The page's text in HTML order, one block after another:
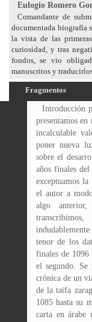
Eulogio Romero
Comandante de
documentada biografía
la vista de las
curiosidad, y tras
fondos, se vio
manuscritos y
Fragmentos
Introducción preliminar El presente texto, que aquí y ahora presentamos en rigurosa primicia, constituye un documento de incalculable valor, una fina joya historiográfica destinada a poner nueva luz a las numerosas incógnitas y lagunas que sobre el desarrollo del reino de Aragón, durante los cruciales años finales del siglo XI, se habían mantenido hasta ahora. Si exceptuamos la vida del santo espurio Procopio, incluida por el autor a modo de anexo, aunque redactada por otra pluma algo anterior, dos son en realidad los relatos que transcribimos, ambos originalmente sin título e indudablemente escritos por la misma persona. Su datación, a tenor de los datos en ellos expuestos, se situaría en torno a finales de 1096 para el primero y de comienzos de 1098 para el segundo. Se trata de los que podríamos calificar como la crónica de un viaje, elaborada en latín por imperativo del emir de la taifa zaragozana Ahmad Al Mustain (que reinó desde el 1085 hasta su muerte, acaecida en 1110), acompañada de una carta en árabe rubricada por el mismo autor y destinada al escribano de dicho emir, un hasta ahora desconocido Mohamed el Garrafa). El autor, ese Almagio da Montefiore del que hasta el presente tampoco habíamos tenido noticia alguna, habida cuenta de que la chancillería papal de finales del siglo XI vivió momentos de extrema confusión a causa de los enfrentamientos con el emperador, el exilio del propio pontífice Urbano II y la aparición de diversos antipapas, se nos presenta como un eclesiástico florentino afincado en Roma, nombrado legado pontificio por aquel papa y enviado a la corte de Sancho Ramírez en la primavera de aquel infausto año de 1094, el año de la muerte del propio monarca aragonés. Y he aquí la primera de las novedades aportadas por este texto, es decir, la sospecha de que el fallecimiento del rey en junio de 1094, hasta ahora atribuida a una saeta musulmana y acaecida en el curso de una rutinaria operación de observación frente a las murallas de Huesca, se debió en realidad a una trama urdida por el infante Pedro, su primogénito y por ello heredero al trono de Aragón y Navarra. Asimismo, se incluyen nuevos datos sobre la mítica batalla de Alcoraz, la que en noviembre de 1096 permitiría a Pedro ocupar Huesca a los musulmanes, y sobre la